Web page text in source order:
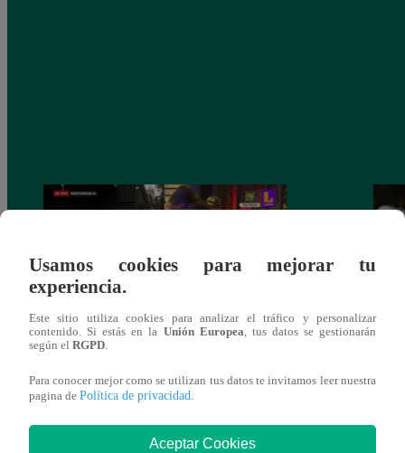
Cantante Jaime Carmona asesinado: todo
lo que sabe de la muerte del exparticipante
de ‘La Voz Perú’
de
Usamos cookies para mejorar tu
experiencia.
Este sitio utiliza cookies para analizar el tráfico y personalizar
contenido. Si estás en la Unión Europea, tus datos se gestionarán
según el RGPD.
Para conocer mejor como se utilizan tus datos te invitamos leer nuestra
pagina de Política de privacidad.
Aceptar Cookies